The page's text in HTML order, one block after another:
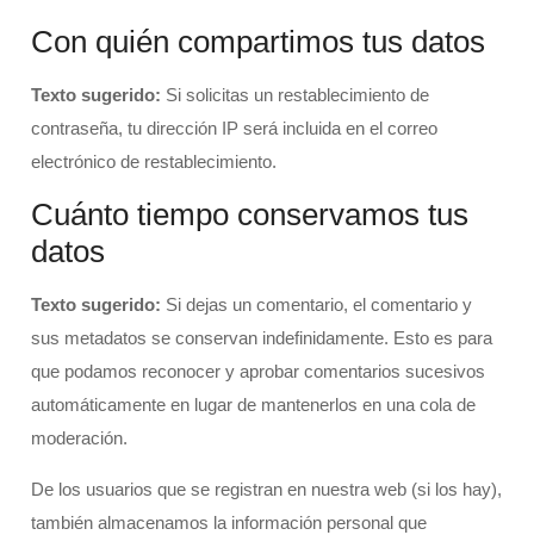
Con quién compartimos tus datos
Texto sugerido: Si solicitas un restablecimiento de
contraseña, tu dirección IP será incluida en el correo
electrónico de restablecimiento.
Cuánto tiempo conservamos tus
datos
Texto sugerido: Si dejas un comentario, el comentario y
sus metadatos se conservan indefinidamente. Esto es para
que podamos reconocer y aprobar comentarios sucesivos
automáticamente en lugar de mantenerlos en una cola de
moderación.
De los usuarios que se registran en nuestra web (si los hay),
también almacenamos la información personal que